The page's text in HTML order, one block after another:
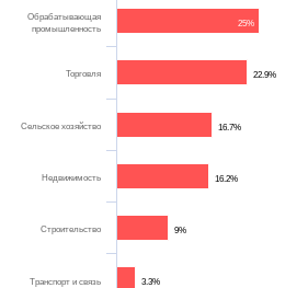
25%
22.9%
16.7%
16.2%
9%
3.3%
Обрабатывающая
промышленность
Торговля
Сельское хозяйство
Недвижимость
Строительство
Транспорт и связь